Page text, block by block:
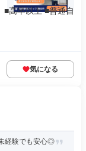
■高卒以上 ■普通自
気になる
経験でも安心◎